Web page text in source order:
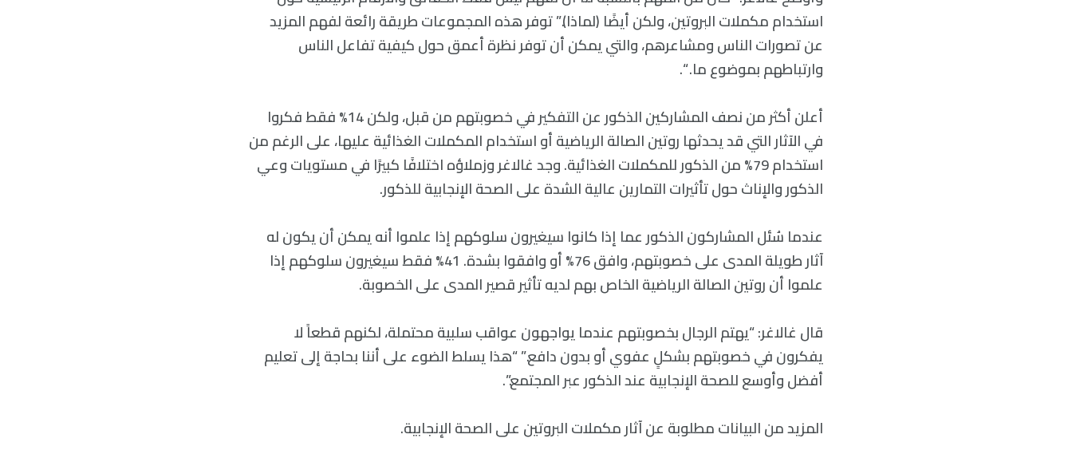
استخدام مكملات البروتين، ولكن أيضًا (لماذا).” توفر هذه المجموعات طريقة رائعة لفهم المزيد
عن تصورات الناس ومشاعرهم، والتي يمكن أن توفر نظرة أعمق حول كيفية تفاعل الناس
وارتباطهم بموضوع ما. “.
أعلن أكثر من نصف المشاركين الذكور عن التفكير في خصوبتهم من قبل، ولكن 14% فقط فكروا
في الآثار التي قد يحدثها روتين الصالة الرياضية أو استخدام المكملات الغذائية عليها، على الرغم من
استخدام 79% من الذكور للمكملات الغذائية. وجد غالاغر وزملاؤه اختلافًا كبيرًا في مستويات وعي
الذكور والإناث حول تأثيرات التمارين عالية الشدة على الصحة الإنجابية للذكور.
عندما سُئل المشاركون الذكور عما إذا كانوا سيغيرون سلوكهم إذا علموا أنه يمكن أن يكون له
آثار طويلة المدى على خصوبتهم، وافق 76% أو وافقوا بشدة. 41% فقط سيغيرون سلوكهم إذا
علموا أن روتين الصالة الرياضية الخاص بهم لديه تأثير قصير المدى على الخصوبة.
قال غالاغر: “يهتم الرجال بخصوبتهم عندما يواجهون عواقب سلبية محتملة، لكنهم قطعاً لا
يفكرون في خصوبتهم بشكلٍ عفوي أو بدون دافع.” “هذا يسلط الضوء على أننا بحاجة إلى تعليم
أفضل وأوسع للصحة الإنجابية عند الذكور عبر المجتمع.”.
المزيد من البيانات مطلوبة عن آثار مكملات البروتين على الصحة الإنجابية.